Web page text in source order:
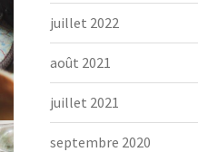
juillet 2022
août 2021
juillet 2021
septembre 2020